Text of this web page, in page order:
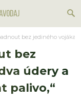
bez jediného vojáka:
bez
údery a
palivo,“